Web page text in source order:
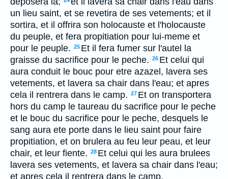
un lieu saint, et se revetira de ses vetements; et il
sortira, et il offrira son holocauste et l'holocauste
du peuple, et fera propitiation pour lui-meme et
pour le peuple. 25 Et il fera fumer sur l'autel la
graisse du sacrifice pour le peche. 26 Et celui qui
aura conduit le bouc pour etre azazel, lavera ses
vetements, et lavera sa chair dans l'eau; et apres
cela il rentrera dans le camp. 27 Et on transportera
hors du camp le taureau du sacrifice pour le peche
et le bouc du sacrifice pour le peche, desquels le
sang aura ete porte dans le lieu saint pour faire
propitiation, et on brulera au feu leur peau, et leur
chair, et leur fiente. 28 Et celui qui les aura brulees
lavera ses vetements, et lavera sa chair dans l'eau;
et apres cela il rentrera dans le camp.